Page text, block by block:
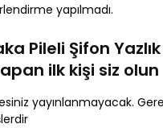
yapılmadı.
Pileli Şifon
ilk kişi siz olun
yayınlanmayacak.